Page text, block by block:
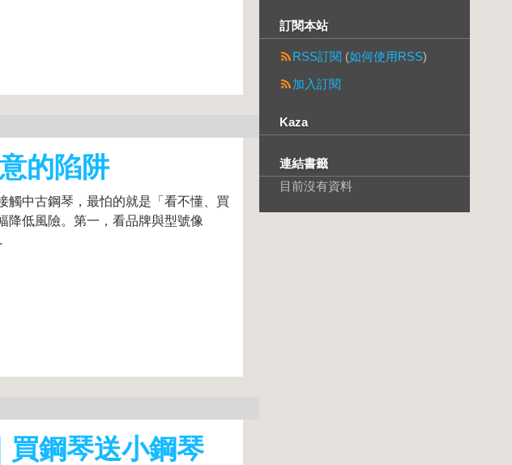
的陷阱
觸中古鋼琴，最怕的就是「看不懂、買
降低風險。第一，看品牌與型號像
買鋼琴送小鋼琴
訂閱本站
RSS訂閱 (如何使用RSS)
加入訂閱
Kaza
連結書籤
目前沒有資料